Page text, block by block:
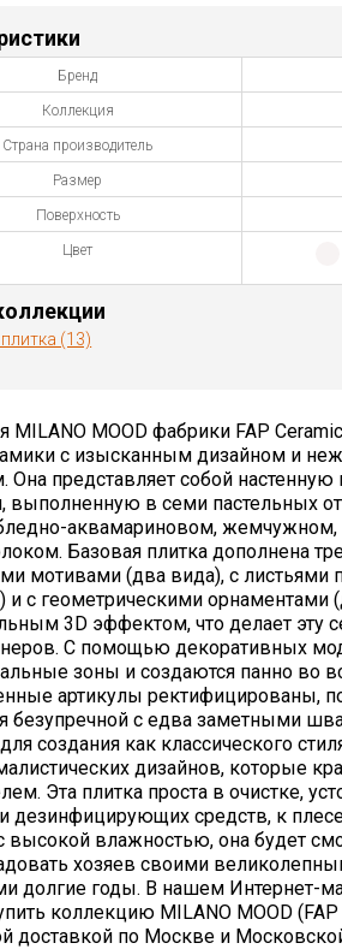
Бренд
Коллекция
Страна производитель
Размер
Поверхность
Цвет
(13)
MILANO MOOD фабрики FAP
с изысканным дизайном и
Она представляет собой настенную
выполненную в семи пастельных
аквамариновом,
Базовая плитка дополнена
мотивами (два вида), с листьями
и с геометрическими орнаментами
3D эффектом, что делает эту
С помощью декоративных
зоны и создаются панно во
артикулы ректифицированы,
безупречной с едва заметными
создания как классического
дизайнов, которые
Эта плитка проста в очистке,
дезинфицирующих средств, к
высокой влажностью, она будет
хозяев своими
долгие годы. В нашем Интернет-
коллекцию MILANO MOOD
доставкой по Москве и